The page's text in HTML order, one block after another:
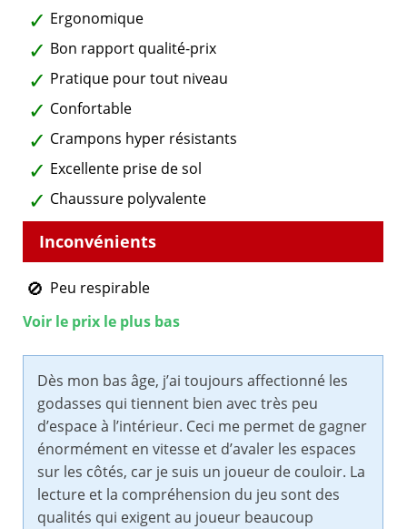
Ergonomique
Bon rapport qualité-prix
Pratique pour tout niveau
Confortable
Crampons hyper résistants
Excellente prise de sol
Chaussure polyvalente
Peu respirable
Voir le prix le plus bas
Dès mon bas âge, j’ai toujours affectionné les
godasses qui tiennent bien avec très peu
d’espace à l’intérieur. Ceci me permet de gagner
énormément en vitesse et d’avaler les espaces
sur les côtés, car je suis un joueur de couloir. La
lecture et la compréhension du jeu sont des
qualités qui exigent au joueur beaucoup